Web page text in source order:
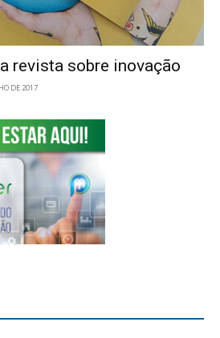
revista sobre inovação
DE 2017